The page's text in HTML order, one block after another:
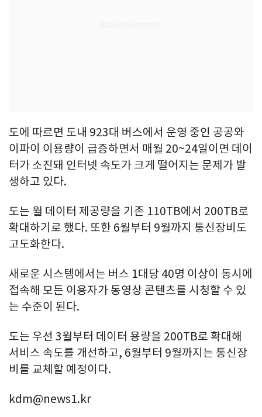
도에 따르면 도내 923대 버스에서 운영 중인 공공와
이파이 이용량이 급증하면서 매월 20~24일이면 데이
터가 소진돼 인터넷 속도가 크게 떨어지는 문제가 발
생하고 있다.
도는 월 데이터 제공량을 기존 110TB에서 200TB로
확대하기로 했다. 또한 6월부터 9월까지 통신장비도
고도화한다.
새로운 시스템에서는 버스 1대당 40명 이상이 동시에
접속해 모든 이용자가 동영상 콘텐츠를 시청할 수 있
는 수준이 된다.
도는 우선 3월부터 데이터 용량을 200TB로 확대해
서비스 속도를 개선하고, 6월부터 9월까지는 통신장
비를 교체할 예정이다.
kdm@news1.kr